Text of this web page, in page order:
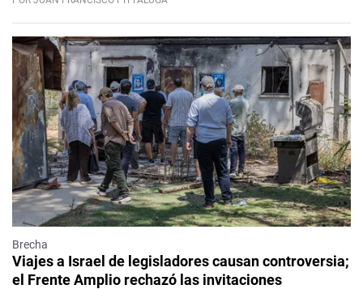
Brecha
Viajes a Israel de legisladores causan controversia;
el Frente Amplio rechazó las invitaciones